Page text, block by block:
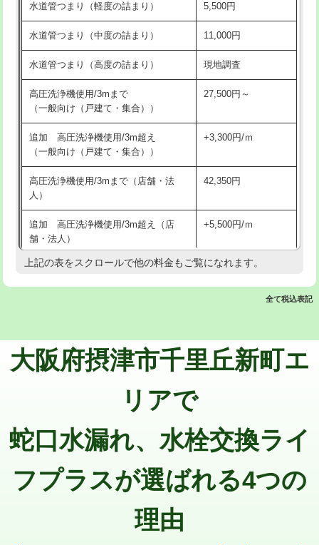
洗面台設置 38,500円
化粧台設置 22,000円
追加人工 16,500円
廃棄・処分 現場見積
※給水管工事は20mmまでの価格です。
交換・取付(排水栓・排水トラップ
22,000円+材料費
持込商品取付（混合水栓）
持込商品取付（浄水器・分岐水栓） 16,500円
業）
排水管工事（追加 排水管工事/3ｍ超
え）
マス交換（土の掘削・埋め戻し作業） 11,000円~
マス交換（深さ50㎝以上） 66,000円
コンクリート斫り（厚さ10㎝超え）
モルタル補修（厚さ10㎝まで） 27,500円
モルタル補修（厚さ10㎝超え）
追加人工 16,500円
水道管つまり（軽度の詰まり） 5,500円
水道管つまり（中度の詰まり） 11,000円
水道管つまり（高度の詰まり） 現地調査
高圧洗浄機使用/3mまで
（一般向け（戸建て・集合））
27,500円～
追加 高圧洗浄機使用/3m超え
（一般向け（戸建て・集合））
+3,300円/ｍ
高圧洗浄機使用/3mまで（店舗・法
人）
42,350円
追加 高圧洗浄機使用/3m超え（店
舗・法人）
+5,500円/ｍ
高度高圧洗浄換 現地調査
追加トーラー機使用/3m超え +3,300円
止水・漏水調査・防水処理・清掃・修
11,000円
止水・漏水調査・防水処理・清掃・修
22,000円
止水・漏水調査・防水処理・清掃・修
上記の表をスクロールで他の料金もご覧になれます。
全て税込表記
大阪府摂津市千里丘新町エ
リアで
蛇口水漏れ、水栓交換ライ
フプラスが選ばれる4つの
理由